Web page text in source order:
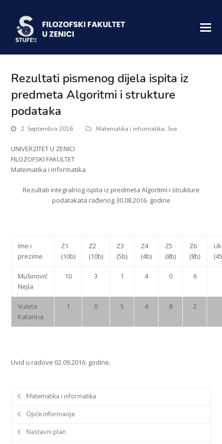
Rezultati pismenog dijela ispita iz
predmeta Algoritmi i strukture
podataka
2. Septembra 2016. Matematika i informatika, Sve
UNIVERZITET U ZENICI
FILOZOFSKI FAKULTET
Matematika i informatika
Rezultati integralnog ispita iz predmeta Algoritmi i strukture
podatakata rađenog 30.08.2016. godine
Ime i
prezime
Z1
(10b)
Z2
(10b)
Z3
(5b)
Z4
(4b)
Z5
(8b)
Z6
(8b)
Mušinović
Nejla
10 3 1 4 0 6
Vuleta
Katarina
1 0 5 4 8 2
Uvid u radove 02.09.2016. godine.
Matematika i informatika
Opće informacije
Nastavni plan